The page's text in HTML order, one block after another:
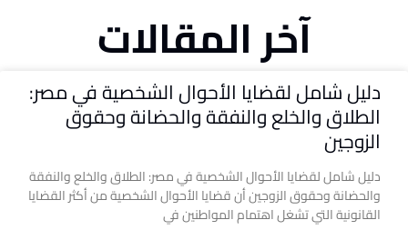
آخر المقالات
دليل شامل لقضايا الأحوال الشخصية في مصر:
الطلاق والخلع والنفقة والحضانة وحقوق
الزوجين
دليل شامل لقضايا الأحوال الشخصية في مصر: الطلاق والخلع والنفقة
والحضانة وحقوق الزوجين أن قضايا الأحوال الشخصية من أكثر القضايا
القانونية التي تشغل اهتمام المواطنين في